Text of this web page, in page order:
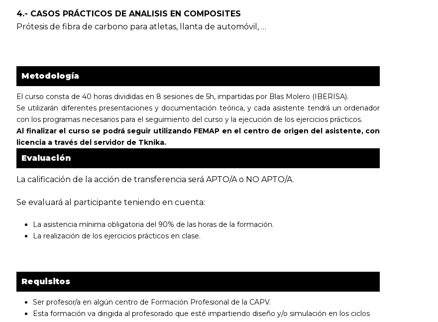
4.- CASOS PRÁCTICOS DE ANALISIS EN COMPOSITES
Prótesis de fibra de carbono para atletas, llanta de automóvil, …
Metodología
El curso consta de 40 horas divididas en 8 sesiones de 5h, impartidas por Blas Molero (IBERISA).
Se utilizarán diferentes presentaciones y documentación teórica, y cada asistente tendrá un ordenador
con los programas necesarios para el seguimiento del curso y la ejecución de los ejercicios prácticos.
Al finalizar el curso se podrá seguir utilizando FEMAP en el centro de origen del asistente, con
licencia a través del servidor de Tknika.
Evaluación
La calificación de la acción de transferencia será APTO/A o NO APTO/A.
Se evaluará al participante teniendo en cuenta:
La asistencia mínima obligatoria del 90% de las horas de la formación.
La realización de los ejercicios prácticos en clase.
Requisitos
Ser profesor/a en algún centro de Formación Profesional de la CAPV.
Esta formación va dirigida al profesorado que esté impartiendo diseño y/o simulación en los ciclos